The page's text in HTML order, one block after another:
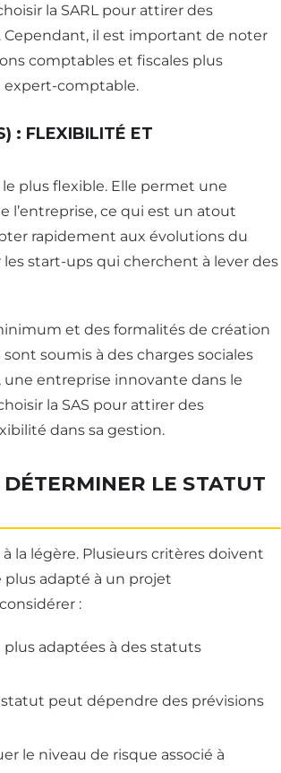
la SARL pour attirer des
il est important de noter
comptables et fiscales plus
expert-comptable.
: FLEXIBILITÉ ET
plus flexible. Elle permet une
l’entreprise, ce qui est un atout
rapidement aux évolutions du
start-ups qui cherchent à lever des
et des formalités de création
soumis à des charges sociales
une entreprise innovante dans le
la SAS pour attirer des
dans sa gestion.
LE STATUT
la légère. Plusieurs critères doivent
adapté à un projet
:
adaptées à des statuts
statut peut dépendre des prévisions
le niveau de risque associé à